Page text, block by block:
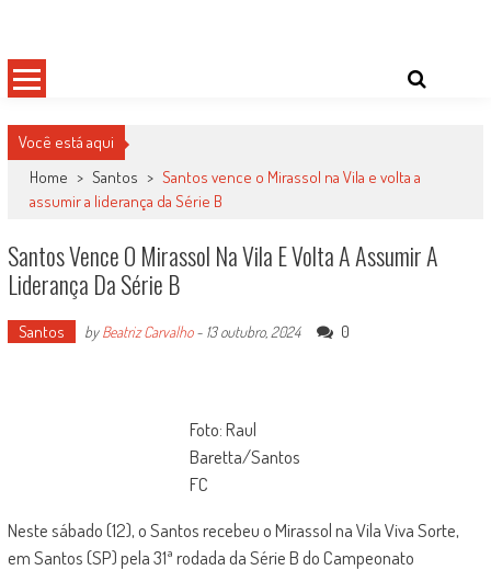
content
Você está aqui
Home > Santos > Santos vence o Mirassol na Vila e volta a
assumir a liderança da Série B
Santos Vence O Mirassol Na Vila E Volta A Assumir A
Liderança Da Série B
Santos byBeatriz Carvalho- 13 outubro, 2024 0
Foto: Raul
Baretta/Santos
FC
Neste sábado (12), o Santos recebeu o Mirassol na Vila Viva Sorte,
em Santos (SP) pela 31ª rodada da Série B do Campeonato